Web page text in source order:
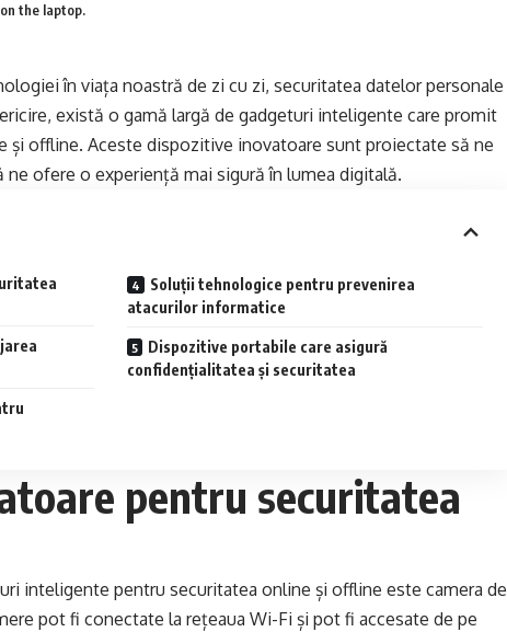
the laptop.
în viața noastră de zi cu zi, securitatea datelor personale
există o gamă largă de gadgeturi inteligente care promit
și offline. Aceste dispozitive inovatoare sunt proiectate să ne
ofere o experiență mai sigură în lumea digitală.
Soluții tehnologice pentru prevenirea
atacurilor informatice
Dispozitive portabile care asigură
confidențialitatea și securitatea
pentru securitatea
inteligente pentru securitatea online și offline este camera de
pot fi conectate la rețeaua Wi-Fi și pot fi accesate de pe